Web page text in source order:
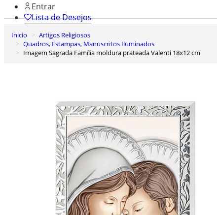
Entrar
Lista de Desejos
0
Carrinho de Compras
Inicio
Artigos Religiosos
Quadros, Estampas, Manuscritos Iluminados
Imagem Sagrada Família moldura prateada Valenti 18x12 cm